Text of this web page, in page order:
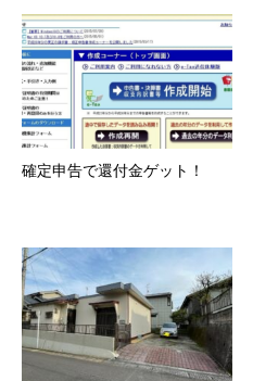
確定申告で還付金ゲット！